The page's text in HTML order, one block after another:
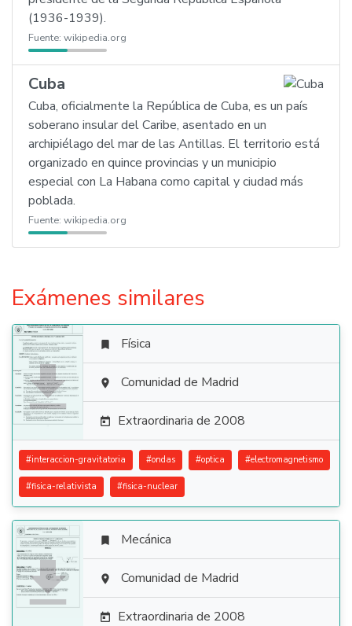
(1936-1939).
Fuente: wikipedia.org
Cuba
Cuba, oficialmente la República de Cuba, es un país
soberano insular del Caribe, asentado en un
archipiélago del mar de las Antillas. El territorio está
organizado en quince provincias y un municipio
especial con La Habana como capital y ciudad más
poblada.
Fuente: wikipedia.org
Exámenes similares

 Física
 Comunidad de Madrid
 Extraordinaria de 2008
#interaccion-gravitatoria #ondas #optica #electromagnetismo
#fisica-relativista #fisica-nuclear

 Mecánica
 Comunidad de Madrid
 Extraordinaria de 2008